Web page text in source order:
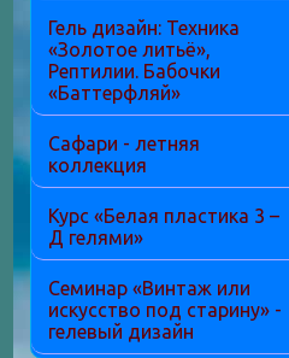
Гель дизайн: Техника
«Золотое литьё»,
Рептилии. Бабочки
«Баттерфляй»
Сафари - летняя
коллекция
Курс «Белая пластика 3 –
Д гелями»
Семинар «Винтаж или
искусство под старину» -
гелевый дизайн